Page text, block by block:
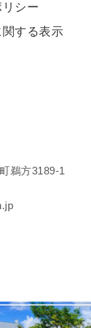
シー
する表示
鵜方3189-1